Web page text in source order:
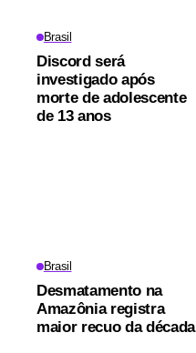
Brasil
Discord será
investigado após
morte de adolescente
de 13 anos
Brasil
Desmatamento na
Amazônia registra
maior recuo da década